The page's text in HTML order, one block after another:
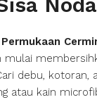
mulai
debu, kotoran,
atau kain